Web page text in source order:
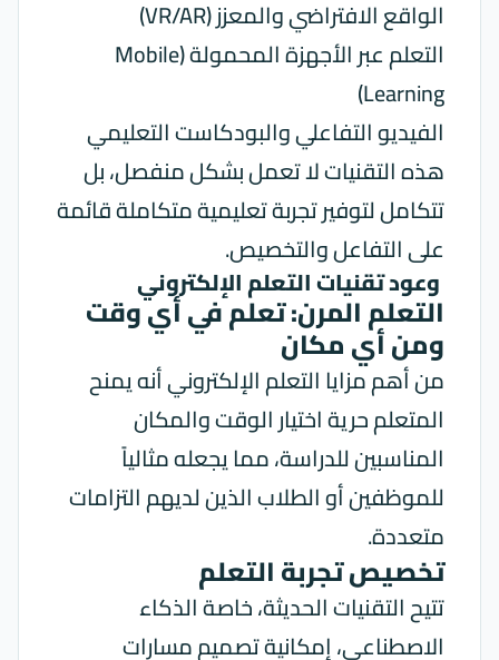
الواقع الافتراضي والمعزز (VR/AR)
التعلم عبر الأجهزة المحمولة (Mobile
Learning)
الفيديو التفاعلي والبودكاست التعليمي
هذه التقنيات لا تعمل بشكل منفصل، بل
تتكامل لتوفير تجربة تعليمية متكاملة قائمة
على التفاعل والتخصيص.
وعود تقنيات التعلم الإلكتروني
التعلم المرن: تعلم في أي وقت
ومن أي مكان
من أهم مزايا التعلم الإلكتروني أنه يمنح
المتعلم حرية اختيار الوقت والمكان
المناسبين للدراسة، مما يجعله مثالياً
للموظفين أو الطلاب الذين لديهم التزامات
متعددة.
تخصيص تجربة التعلم
تتيح التقنيات الحديثة، خاصة الذكاء
الاصطناعي، إمكانية تصميم مسارات